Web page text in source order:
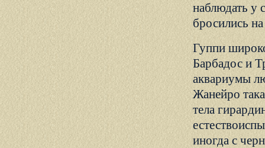
наблюдать у
бросились
Гуппи
Барбадос и
аквариумы
Жанейро
тела
иногда с